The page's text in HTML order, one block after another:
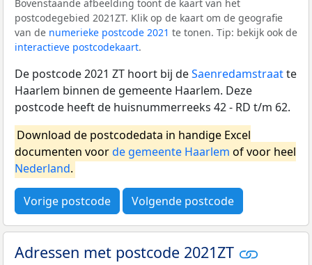
Bovenstaande afbeelding toont de kaart van het
postcodegebied 2021ZT. Klik op de kaart om de geografie
van de numerieke postcode 2021 te tonen. Tip: bekijk ook de
interactieve postcodekaart.
De postcode 2021 ZT hoort bij deSaenredamstraatte
Haarlem binnen de gemeente Haarlem. Deze
postcode heeft de huisnummerreeks 42 - RD t/m 62.
Download de postcodedata in handige Excel
documenten voorde gemeente Haarlem of voor heel
Nederland.
Vorige postcode Volgende postcode
Adressen met postcode 2021ZT